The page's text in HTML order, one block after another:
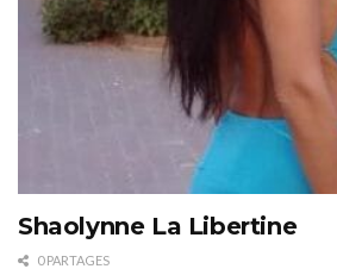
Shaolynne La Libertine
0 PARTAGES